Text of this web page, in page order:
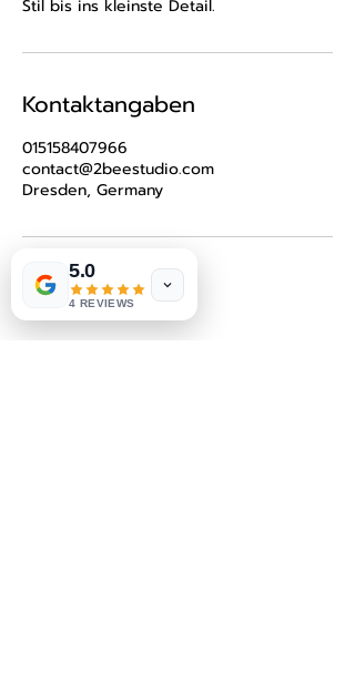
Stil bis ins kleinste Detail.
Kontaktangaben
015158407966
contact@2beestudio.com
Dresden, Germany
5.0
4 REVIEWS